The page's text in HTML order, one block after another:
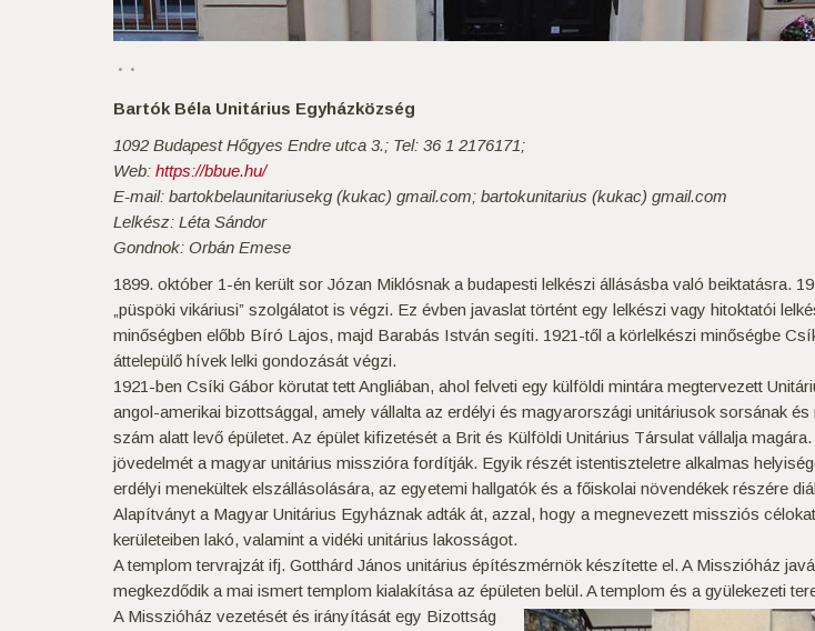
Bartók Béla Unitárius Egyházközség
1092 Budapest Hőgyes Endre utca 3.; Tel: 36 1 2176171;
Web: https://bbue.hu/
E-mail: bartokbelaunitariusekg (kukac) gmail.com; bartokunitarius (kukac) gmail.com
Lelkész: Léta Sándor
Gondnok: Orbán Emese
1899. október 1-én került sor Józan Miklósnak a budapesti lelkészi állásásba való beiktatásra.
„püspöki vikáriusi” szolgálatot is végzi. Ez évben javaslat történt egy lelkészi vagy hitoktatói
minőségben előbb Bíró Lajos, majd Barabás István segíti. 1921-től a körlelkészi minőségbe
áttelepülő hívek lelki gondozását végzi.
1921-ben Csíki Gábor körutat tett Angliában, ahol felveti egy külföldi mintára megtervezett
angol-amerikai bizottsággal, amely vállalta az erdélyi és magyarországi unitáriusok sorsának
szám alatt levő épületet. Az épület kifizetését a Brit és Külföldi Unitárius Társulat vállalja
jövedelmét a magyar unitárius misszióra fordítják. Egyik részét istentiszteletre alkalmas
erdélyi menekültek elszállásolására, az egyetemi hallgatók és a főiskolai növendékek részére
Alapítványt a Magyar Unitárius Egyháznak adták át, azzal, hogy a megnevezett missziós
kerületeiben lakó, valamint a vidéki unitárius lakosságot.
A templom tervrajzát ifj. Gotthárd János unitárius építészmérnök készítette el. A Misszióház
megkezdődik a mai ismert templom kialakítása az épületen belül. A templom és a gyülekezeti
A Misszióház vezetését és irányítását egy Bizottság